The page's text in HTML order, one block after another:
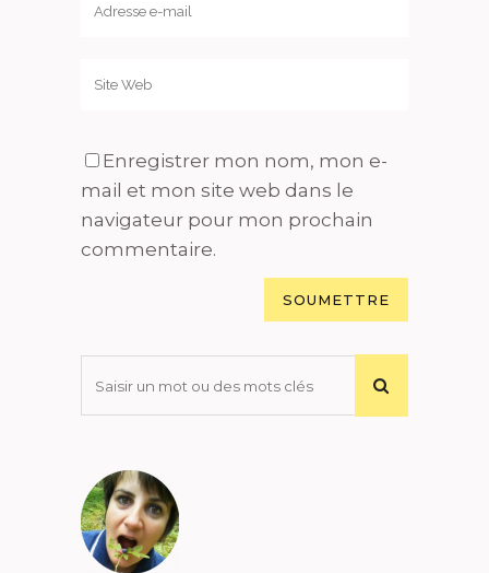
Enregistrer mon nom, mon e-
mail et mon site web dans le
navigateur pour mon prochain
commentaire.